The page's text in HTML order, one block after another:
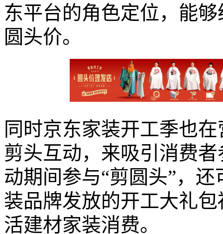
东平台的角色定位，能
圆头价。
同时京东家装开工季也
剪头互动，来吸引消费
动期间参与“剪圆头”，
装品牌发放的开工大礼
活建材家装消费。